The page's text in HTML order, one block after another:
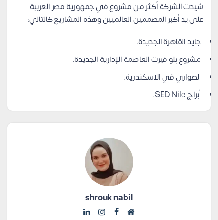
شيدت الشركة أكثر من مشروع في جمهورية مصر العربية
على يد أكبر المصممين العالميين وهذه المشاريع كالتالي:
جايد القاهرة الجديدة.
مشروع بلو فيرت العاصمة الإدارية الجديدة.
الصواري في الاسكندرية.
أبراج SED Nile.
shrouk nabil